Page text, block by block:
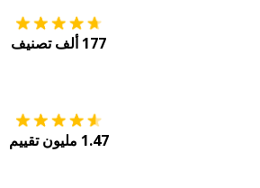
177 ألف تصنيف
1.47 مليون تقييم